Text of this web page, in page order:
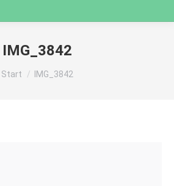
IMG_3842
Sie befinden sich hier:
Start IMG_3842